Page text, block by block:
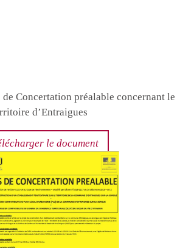
Concertation préalable concernant
d’Entraigues
le document